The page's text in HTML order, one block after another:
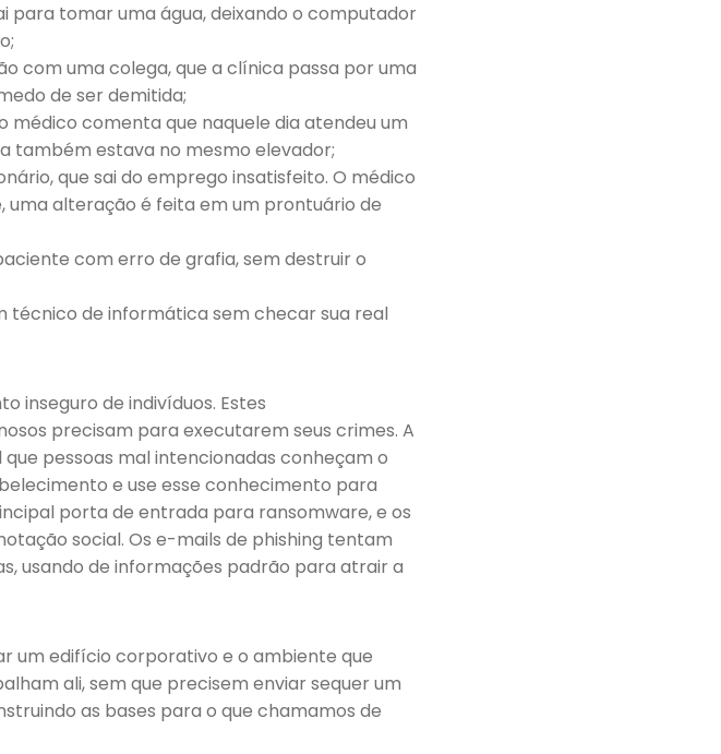
para tomar uma água, deixando o computador
com uma colega, que a clínica passa por uma
de ser demitida;
médico comenta que naquele dia atendeu um
também estava no mesmo elevador;
que sai do emprego insatisfeito. O médico
uma alteração é feita em um prontuário de
com erro de grafia, sem destruir o
técnico de informática sem checar sua real
inseguro de indivíduos. Estes
precisam para executarem seus crimes. A
pessoas mal intencionadas conheçam o
e use esse conhecimento para
porta de entrada para ransomware, e os
social. Os e-mails de phishing tentam
usando de informações padrão para atrair a
um edifício corporativo e o ambiente que
ali, sem que precisem enviar sequer um
as bases para o que chamamos de